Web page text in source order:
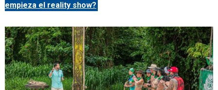
empieza el reality show?